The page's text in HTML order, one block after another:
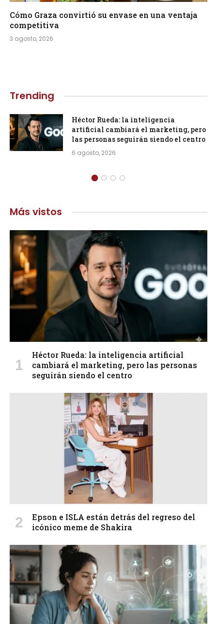
Cómo Graza convirtió su envase en una ventaja
competitiva
3 agosto, 2026
Trending
Héctor Rueda: la inteligencia
artificial cambiará el marketing, pero
las personas seguirán siendo el centro
6 agosto, 2026
Más vistos
Héctor Rueda: la inteligencia artificial
cambiará el marketing, pero las personas
seguirán siendo el centro
Epson e ISLA están detrás del regreso del
icónico meme de Shakira